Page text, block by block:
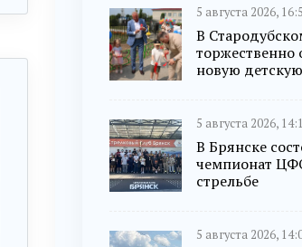
5 августа 2026,
В
торжественно
новую
5 августа 2026,
В Брянске
чемпионат
стрельбе
5 августа 2026,